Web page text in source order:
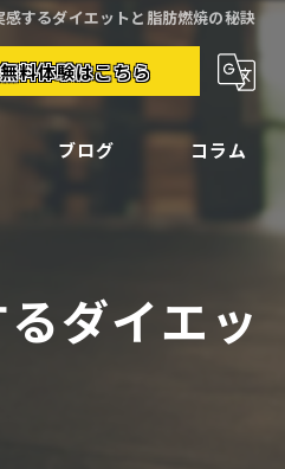
するダイエットと脂肪燃焼の秘訣
無料体験はこちら
ブログ コラム
ダイエッ